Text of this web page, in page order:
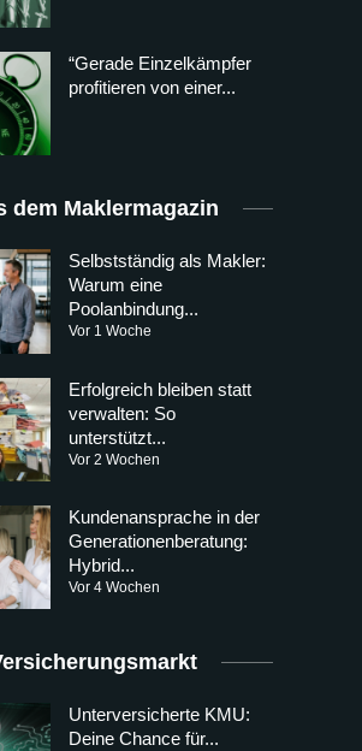
“Gerade Einzelkämpfer
profitieren von einer...
dem Maklermagazin
Selbstständig als Makler:
Warum eine
Poolanbindung...
Vor 1 Woche
Erfolgreich bleiben statt
verwalten: So
unterstützt...
Vor 2 Wochen
Kundenansprache in der
Generationenberatung:
Hybrid...
Vor 4 Wochen
Unterversicherte KMU:
Deine Chance für...